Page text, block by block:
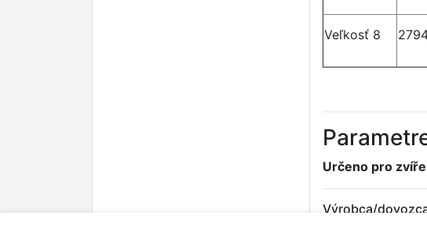
Veľkosť 8
Určeno pro
Výrobca/